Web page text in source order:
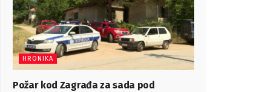
HRONIKA
Požar kod Zagrađa za sada pod